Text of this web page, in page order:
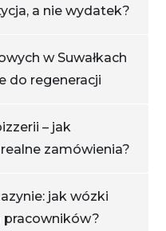
a nie wydatek?
w Suwałkach
do regeneracji
– jak
zamówienia?
jak wózki
pracowników?